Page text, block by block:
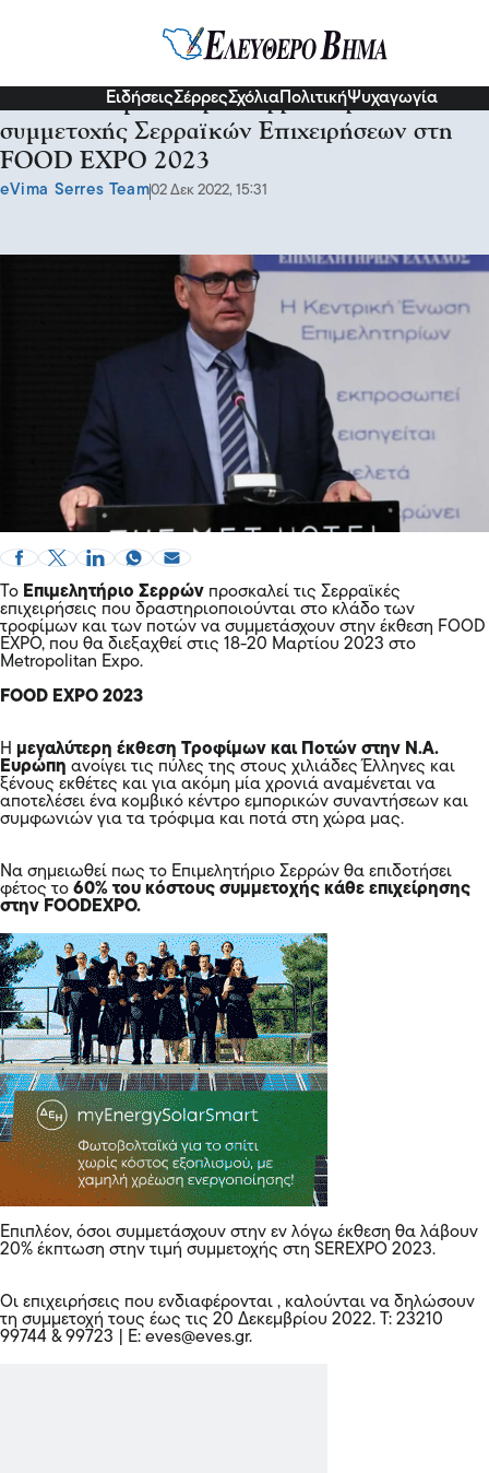
ΕιδήσειςΣέρρεςΣχόλια ΠολιτικήΨυχαγωγία
Από τo Επιμελητήριο Σερρών πρόσκληση
συμμετοχής Σερραϊκών Επιχειρήσεων στη
FOOD EXPO 2023
eVima Serres Team02 Δεκ 2022, 15:31
Το Επιμελητήριο Σερρών προσκαλεί τις Σερραϊκές
επιχειρήσεις που δραστηριοποιούνται στο κλάδο των
τροφίμων και των ποτών να συμμετάσχουν στην έκθεση FOOD
EXPO, που θα διεξαχθεί στις 18-20 Μαρτίου 2023 στο
Metropolitan Expo.
FOOD EXPO 2023
Η μεγαλύτερη έκθεση Τροφίμων και Ποτών στην Ν.Α.
Ευρώπη ανοίγει τις πύλες της στους χιλιάδες Έλληνες και
ξένους εκθέτες και για ακόμη μία χρονιά αναμένεται να
αποτελέσει ένα κομβικό κέντρο εμπορικών συναντήσεων και
συμφωνιών για τα τρόφιμα και ποτά στη χώρα μας.
Να σημειωθεί πως το Επιμελητήριο Σερρών θα επιδοτήσει
φέτος το 60% του κόστους συμμετοχής κάθε επιχείρησης
στην FOODEXPO.
Επιπλέον, όσοι συμμετάσχουν στην εν λόγω έκθεση θα λάβουν
20% έκπτωση στην τιμή συμμετοχής στη SEREXPO 2023.
Οι επιχειρήσεις που ενδιαφέρονται , καλούνται να δηλώσουν
τη συμμετοχή τους έως τις 20 Δεκεμβρίου 2022. Τ: 23210
99744 & 99723 | E: eves@eves.gr.